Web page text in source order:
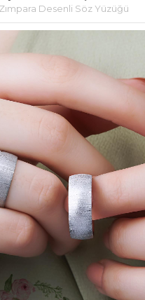
Desenli Söz Yüzüğü